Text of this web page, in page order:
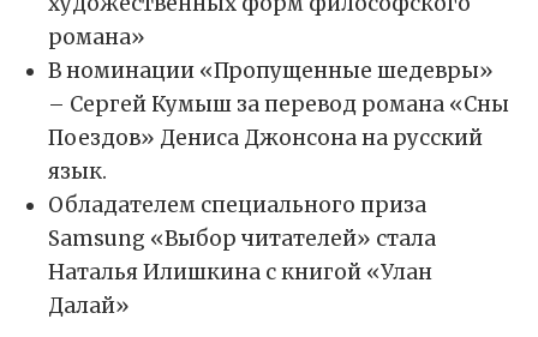
романа»
В номинации «Пропущенные шедевры»
– Сергей Кумыш за перевод романа «Сны
Поездов» Дениса Джонсона на русский
язык.
Обладателем специального приза
Samsung «Выбор читателей» стала
Наталья Илишкина с книгой «Улан
Далай»